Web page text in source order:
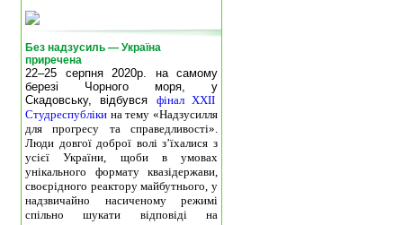
Без надзусиль — Україна
приречена
22–25 серпня 2020р. на самому
березі Чорного моря, у
Скадовську, відбувся фінал XXII
Студреспубліки на тему «Надзусилля
для прогресу та справедливості».
Люди довгої доброї волі з’їхалися з
усієї України, щоби в умовах
унікального формату квазідержави,
своєрідного реактору майбутнього, у
надзвичайно насиченому режимі
спільно шукати відповіді на